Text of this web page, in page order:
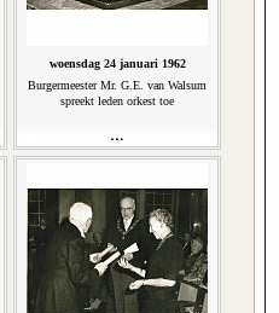
woensdag 24 januari 1962
Burgermeester Mr. G.E. van Walsum
spreekt leden orkest toe